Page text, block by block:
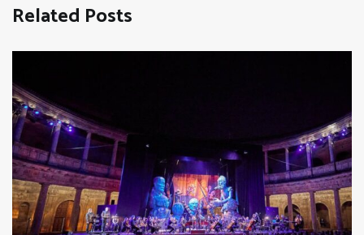
Related Posts